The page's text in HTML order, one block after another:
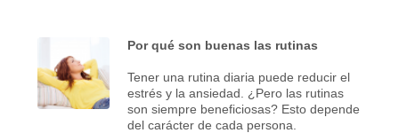
Por qué son buenas las rutinas
Tener una rutina diaria puede reducir el
estrés y la ansiedad. ¿Pero las rutinas
son siempre beneficiosas? Esto depende
del carácter de cada persona.